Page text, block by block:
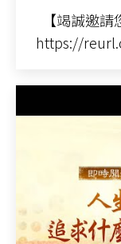
【竭誠邀請
https://